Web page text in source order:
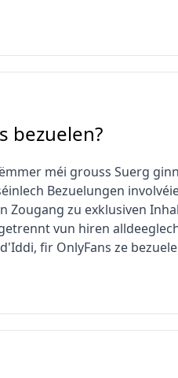
bezuelen?
méi grouss Suerg
Bezuelungen
Zougang zu exklusiven
vun hiren
fir OnlyFans ze